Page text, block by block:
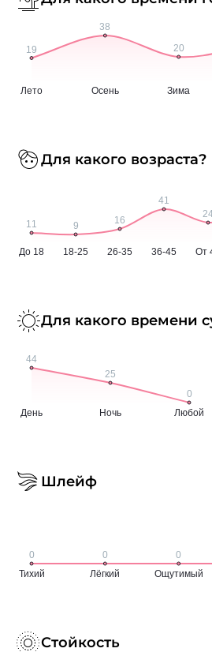
Для какого возраста?
Для какого времени
Шлейф
Стойкость